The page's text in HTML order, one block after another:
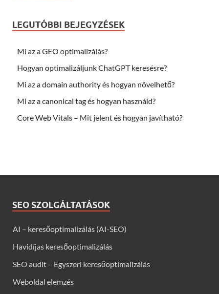
LEGUTÓBBI BEJEGYZÉSEK
Mi az a GEO optimalizálás?
Hogyan optimalizáljunk ChatGPT keresésre?
Mi az a domain authority és hogyan növelhető?
Mi az a canonical tag és hogyan használd?
Core Web Vitals – Mit jelent és hogyan javítható?
SEO SZOLGÁLTATÁSOK
AI – keresőoptimalizálás (AI-SEO)
Havidíjas keresőoptimalizálás
SEO audit – Egyszeri keresőoptimalizálás
Weboldal elemzés